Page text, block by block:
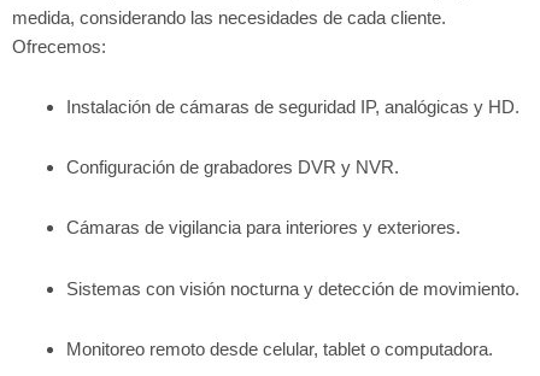
medida, considerando las necesidades de cada cliente.
Ofrecemos:
Instalación de cámaras de seguridad IP, analógicas y HD.
Configuración de grabadores DVR y NVR.
Cámaras de vigilancia para interiores y exteriores.
Sistemas con visión nocturna y detección de movimiento.
Monitoreo remoto desde celular, tablet o computadora.